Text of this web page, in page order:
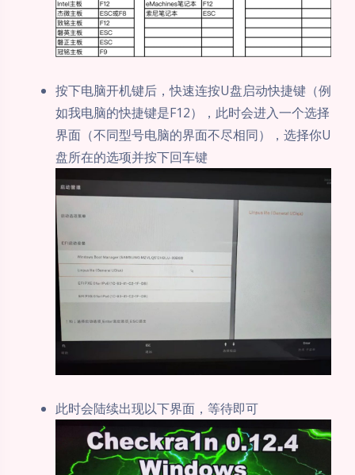
按下电脑开机键后，快速连按U盘启动快捷键（例
如我电脑的快捷键是F12），此时会进入一个选择
界面（不同型号电脑的界面不尽相同），选择你U
盘所在的选项并按下回车键
此时会陆续出现以下界面，等待即可